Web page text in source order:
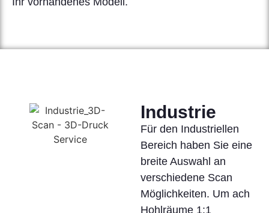
Industrie
Für den Industriellen
Bereich haben Sie eine
breite Auswahl an
verschiedene Scan
Möglichkeiten. Um ach
Hohlräume 1:1